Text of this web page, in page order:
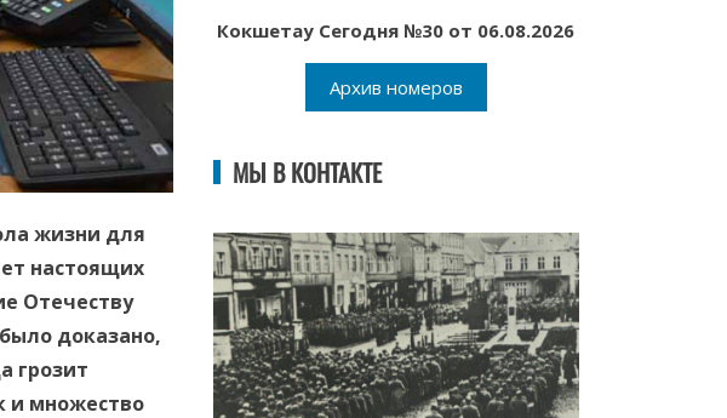
жизни для
настоящих
Отечеству
доказано,
грозит
и множество
Кокшетау Сегодня №30 от 06.08.2026
Архив номеров
МЫ В КОНТАКТЕ